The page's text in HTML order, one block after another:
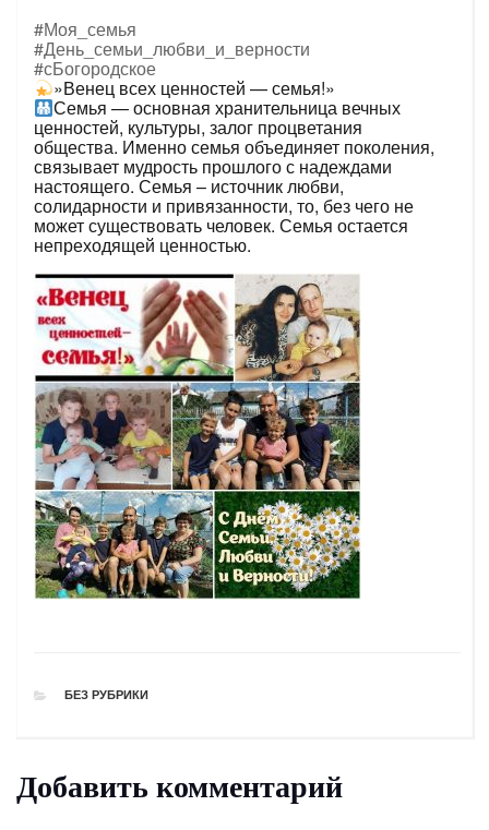
#Моя_семья
#День_семьи_любви_и_верности
#сБогородское
»Венец всех ценностей — семья!»
Семья — основная хранительница вечных
ценностей, культуры, залог процветания
общества. Именно семья объединяет поколения,
связывает мудрость прошлого с надеждами
настоящего. Семья – источник любви,
солидарности и привязанности, то, без чего не
может существовать человек. Семья остается
непреходящей ценностью.
РУБРИКИ
БЕЗ РУБРИКИ
Добавить комментарий